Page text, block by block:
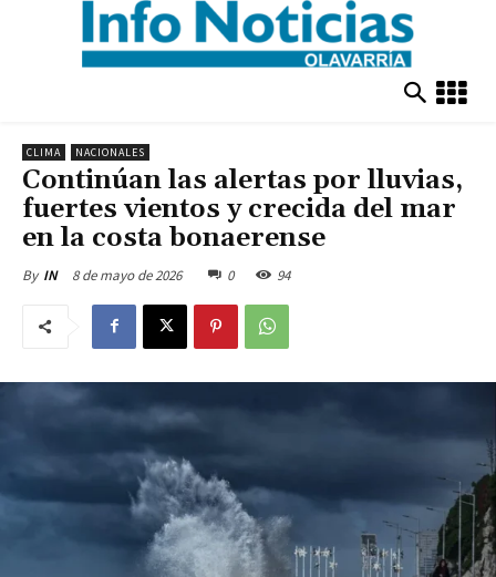
CLIMA NACIONALES
Continúan las alertas por lluvias,
fuertes vientos y crecida del mar
en la costa bonaerense
By IN 8 de mayo de 2026 0 94